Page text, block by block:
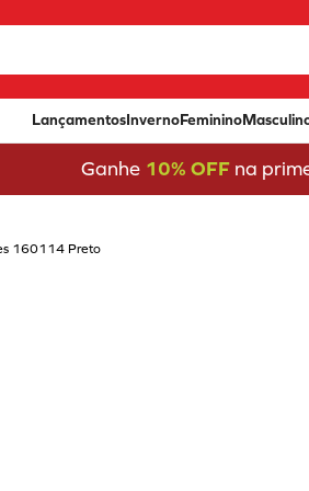
LançamentosInvernoFeminino
Ganhe 10% OFFna
160114 Preto